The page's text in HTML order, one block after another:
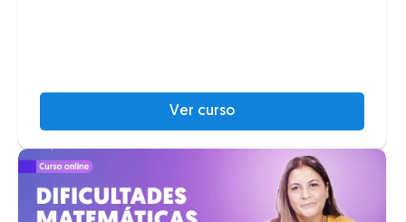
Ver curso